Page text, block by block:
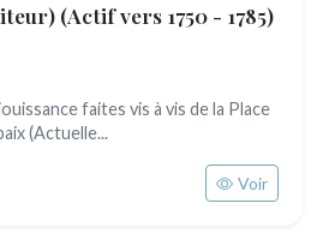
(Actif vers 1750 - 1785)
faites vis à vis de la Place
(Actuelle...
Voir